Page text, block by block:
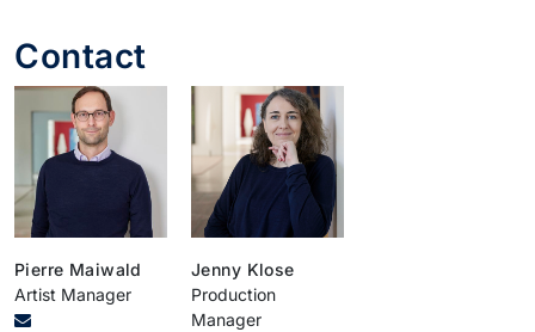
Contact
Pierre Maiwald
Artist Manager
Jenny Klose
Production
Manager